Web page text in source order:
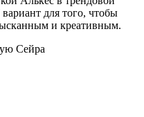
для того, чтобы
и креативным.